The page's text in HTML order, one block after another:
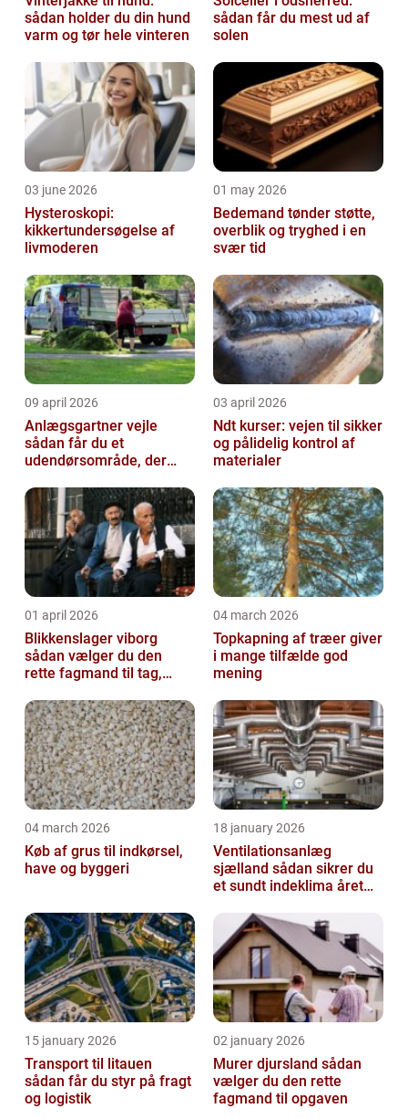
sådan holder du din hund
varm og tør hele vinteren
sådan får du mest ud af
solen
03 june 2026
Hysteroskopi:
kikkertundersøgelse af
livmoderen
01 may 2026
Bedemand tønder støtte,
overblik og tryghed i en
svær tid
09 april 2026
Anlægsgartner vejle
sådan får du et
udendørsområde, der
03 april 2026
Ndt kurser: vejen til sikker
og pålidelig kontrol af
materialer
01 april 2026
Blikkenslager viborg
sådan vælger du den
rette fagmand til tag,
04 march 2026
Topkapning af træer giver
i mange tilfælde god
mening
04 march 2026
Køb af grus til indkørsel,
have og byggeri
18 january 2026
Ventilationsanlæg
sjælland sådan sikrer du
et sundt indeklima året
15 january 2026
Transport til litauen
sådan får du styr på fragt
og logistik
02 january 2026
Murer djursland sådan
vælger du den rette
fagmand til opgaven